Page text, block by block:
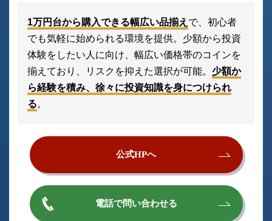
1万円台から購入できる幅広い品揃え で、初心者
でも気軽に始められる環境を提供。少額から投資
体験をしたい人に向け、幅広い価格帯のコインを
揃えており、リスクを抑えた選択が可能。 少額か
ら経験を積み、徐々に投資知識を身につけられ
る。
公式HPへ
電話で問い合わせる